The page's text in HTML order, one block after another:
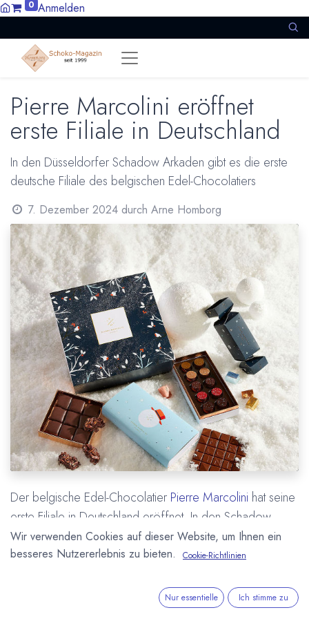
0 Anmelden
Pierre Marcolini eröffnet
erste Filiale in Deutschland
In den Düsseldorfer Schadow Arkaden gibt es die erste
deutsche Filiale des belgischen Edel-Chocolatiers
7. Dezember 2024 durch Arne Homborg
Der belgische Edel-Chocolatier Pierre Marcolini hat seine
erste Filiale in Deutschland eröffnet. In den Schadow
Arkaden in Düsseldorf erhalten Kunden ab sofort eine
Auswahl des großen Pralinen- und
13. November war Pierre Marcolini selbst angereist und
präsentierte Kostproben seiner Schokoladen. Der
Wir verwenden Cookies auf dieser Website, um Ihnen ein
besseres Nutzererlebnis zu bieten.
Cookie-Richtlinien
Nur essentielle Ich stimme zu